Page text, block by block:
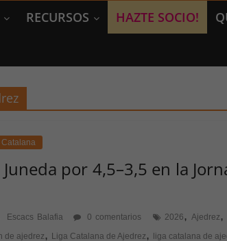
RECURSOS HAZTE SOCIO!
por 4,5–3,5 en la
Escacs Balafia 0 comentarios 2026, Ajedrez,
de ajedrez, Liga Catalana de Ajedrez, liga catalana de